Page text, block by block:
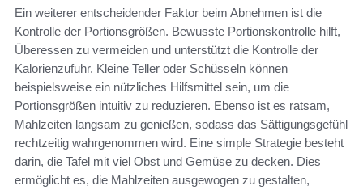
Ein weiterer entscheidender Faktor beim Abnehmen ist die
Kontrolle der Portionsgrößen. Bewusste Portionskontrolle hilft,
Überessen zu vermeiden und unterstützt die Kontrolle der
Kalorienzufuhr. Kleine Teller oder Schüsseln können
beispielsweise ein nützliches Hilfsmittel sein, um die
Portionsgrößen intuitiv zu reduzieren. Ebenso ist es ratsam,
Mahlzeiten langsam zu genießen, sodass das Sättigungsgefühl
rechtzeitig wahrgenommen wird. Eine simple Strategie besteht
darin, die Tafel mit viel Obst und Gemüse zu decken. Dies
ermöglicht es, die Mahlzeiten ausgewogen zu gestalten,